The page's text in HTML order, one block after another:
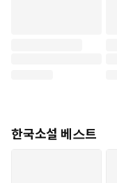
한국소설 베스트